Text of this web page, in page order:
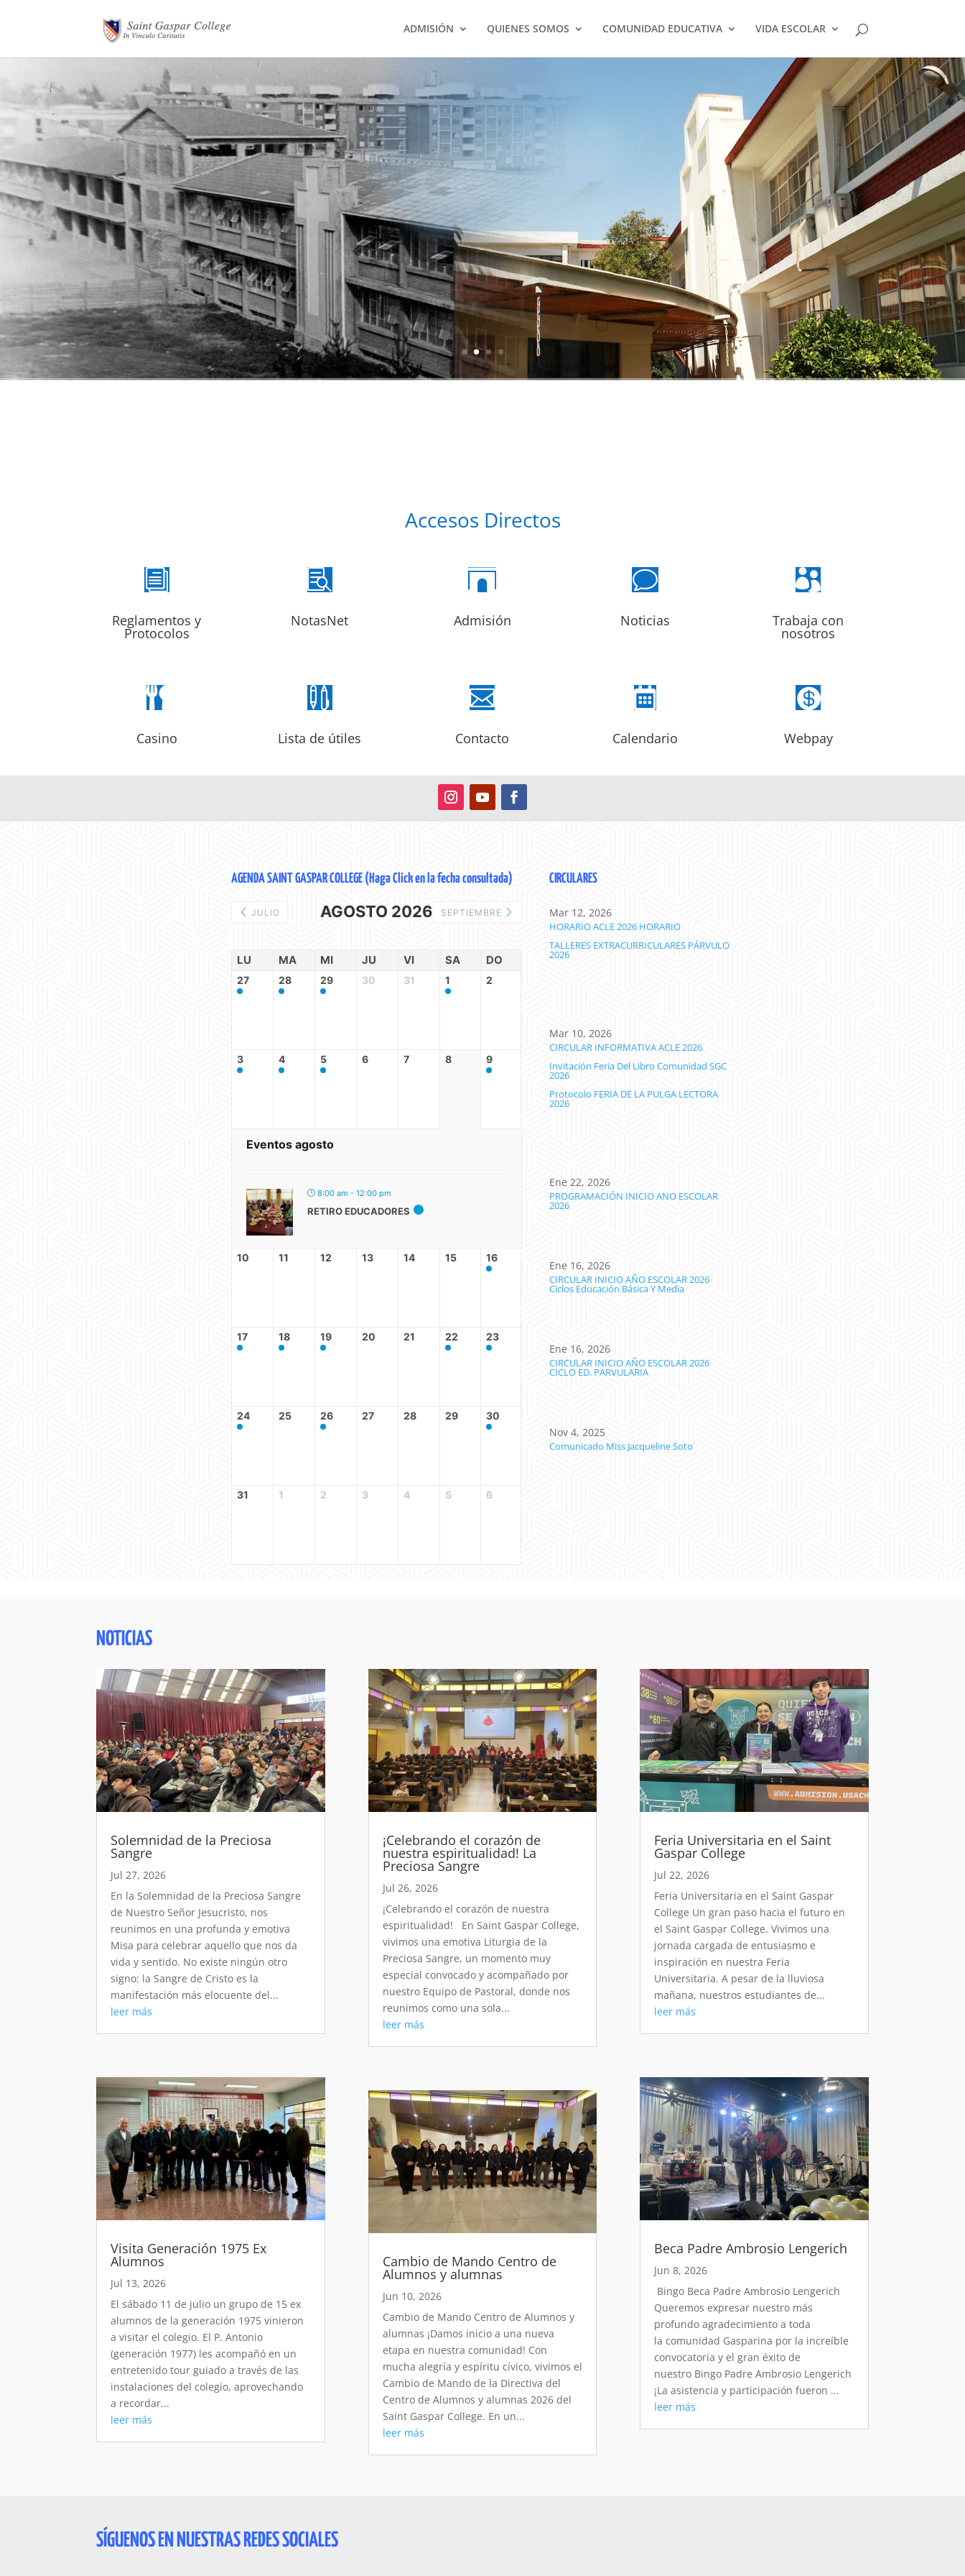
ADMISIÓN QUIENES SOMOS COMUNIDAD EDUCATIVA VIDA ESCOLAR
Conoce nuestra historia
Accesos Directos
i
Reglamentos y
Protocolos

NotasNet

Admisión
v
Noticias

Trabaja con
nosotros

Casino

Lista de útiles

Contacto

Calendario

Webpay
AGENDA SAINT GASPAR COLLEGE (Haga Click en la fecha consultada)
JULIO AGOSTO 2026 SEPTIEMBRE
LU MA MI JU VI SA DO
27 28 29 30 31 1 2
3 4 5 6 7 8 9
Eventos agosto
8:00 am - 12:00 pm
RETIRO EDUCADORES
10 11 12 13 14 15 16
17 18 19 20 21 22 23
24 25 26 27 28 29 30
31 1 2 3 4 5 6
CIRCULARES
Mar 12, 2026
HORARIO ACLE 2026 HORARIO
TALLERES EXTRACURRICULARES PÁRVULO
2026
Mar 10, 2026
CIRCULAR INFORMATIVA ACLE 2026
Invitación Feria Del Libro Comunidad SGC
2026
Protocolo FERIA DE LA PULGA LECTORA
2026
Ene 22, 2026
PROGRAMACIÓN INICIO ANO ESCOLAR
2026
Ene 16, 2026
CIRCULAR INICIO AÑO ESCOLAR 2026
Ciclos Educación Básica Y Media
Ene 16, 2026
CIRCULAR INICIO AÑO ESCOLAR 2026
CICLO ED. PARVULARIA
Nov 4, 2025
Comunicado Miss Jacqueline Soto
NOTICIAS
Solemnidad de la Preciosa
Sangre
Jul 27, 2026
En la Solemnidad de la Preciosa Sangre
de Nuestro Señor Jesucristo, nos
reunimos en una profunda y emotiva
Misa para celebrar aquello que nos da
vida y sentido. No existe ningún otro
signo: la Sangre de Cristo es la
manifestación más elocuente del...
leer más
Visita Generación 1975 Ex
Alumnos
Jul 13, 2026
El sábado 11 de julio un grupo de 15 ex
alumnos de la generación 1975 vinieron
a visitar el colegio. El P. Antonio
(generación 1977) les acompañó en un
entretenido tour guiado a través de las
instalaciones del colegio, aprovechando
a recordar...
leer más
¡Celebrando el corazón de
nuestra espiritualidad! La
Preciosa Sangre
Jul 26, 2026
¡Celebrando el corazón de nuestra
espiritualidad! En Saint Gaspar College,
vivimos una emotiva Liturgia de la
Preciosa Sangre, un momento muy
especial convocado y acompañado por
nuestro Equipo de Pastoral, donde nos
reunimos como una sola...
leer más
Cambio de Mando Centro de
Alumnos y alumnas
Jun 10, 2026
Cambio de Mando Centro de Alumnos y
alumnas ¡Damos inicio a una nueva
etapa en nuestra comunidad! Con
mucha alegría y espíritu cívico, vivimos el
Cambio de Mando de la Directiva del
Centro de Alumnos y alumnas 2026 del
Saint Gaspar College. En un...
leer más
Feria Universitaria en el Saint
Gaspar College
Jul 22, 2026
Feria Universitaria en el Saint Gaspar
College Un gran paso hacia el futuro en
el Saint Gaspar College. Vivimos una
jornada cargada de entusiasmo e
inspiración en nuestra Feria
Universitaria. A pesar de la lluviosa
mañana, nuestros estudiantes de...
leer más
Beca Padre Ambrosio Lengerich
Jun 8, 2026
​ Bingo Beca Padre Ambrosio Lengerich
Queremos expresar nuestro más
profundo agradecimiento a toda
la comunidad Gasparina por la increíble
convocatoria y el gran éxito de
nuestro Bingo Padre Ambrosio Lengerich
¡La asistencia y participación fueron ...
leer más
SÍGUENOS EN NUESTRAS REDES SOCIALES